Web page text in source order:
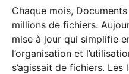
Chaque mois,
millions de fichiers.
mise à jour qui simplifie
l’organisation et
s’agissait de fichiers. Les